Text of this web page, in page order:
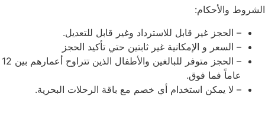
والأحكام:
– الحجز غير قابل للاسترداد وغير قابل للتعديل.
– السعر و الإمكانية غير ثابتين حتي تأكيد الحجز
– الحجز متوفر للبالغين والأطفال الذين تتراوح أعمارهم بين 12
عاماً فما فوق.
– لا يمكن استخدام أي خصم مع باقة الرحلات البحرية.